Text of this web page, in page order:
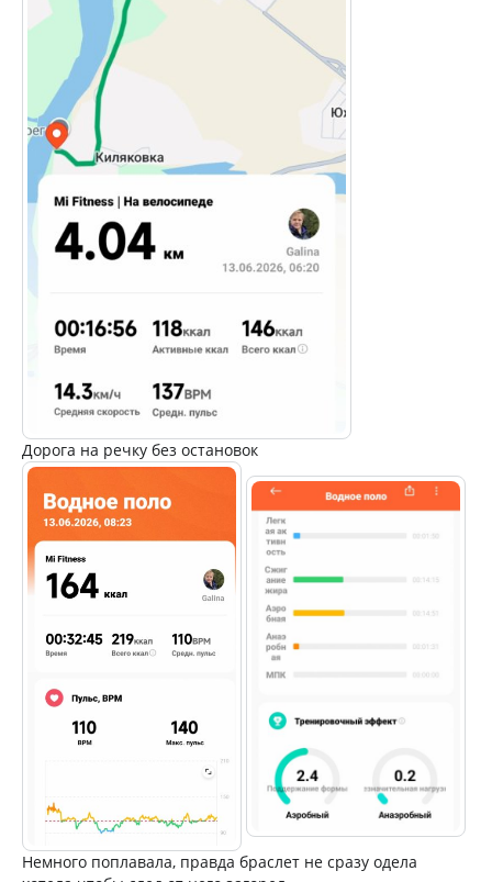
Дорога на речку без остановок
Немного поплавала, правда браслет не сразу одела